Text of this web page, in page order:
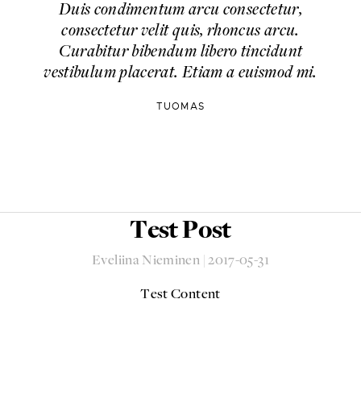
Duis condimentum arcu consectetur,
consectetur velit quis, rhoncus arcu.
Curabitur bibendum libero tincidunt
vestibulum placerat. Etiam a euismod mi.
TUOMAS
Test Post
Eveliina Nieminen |2017-05-31
Test Content